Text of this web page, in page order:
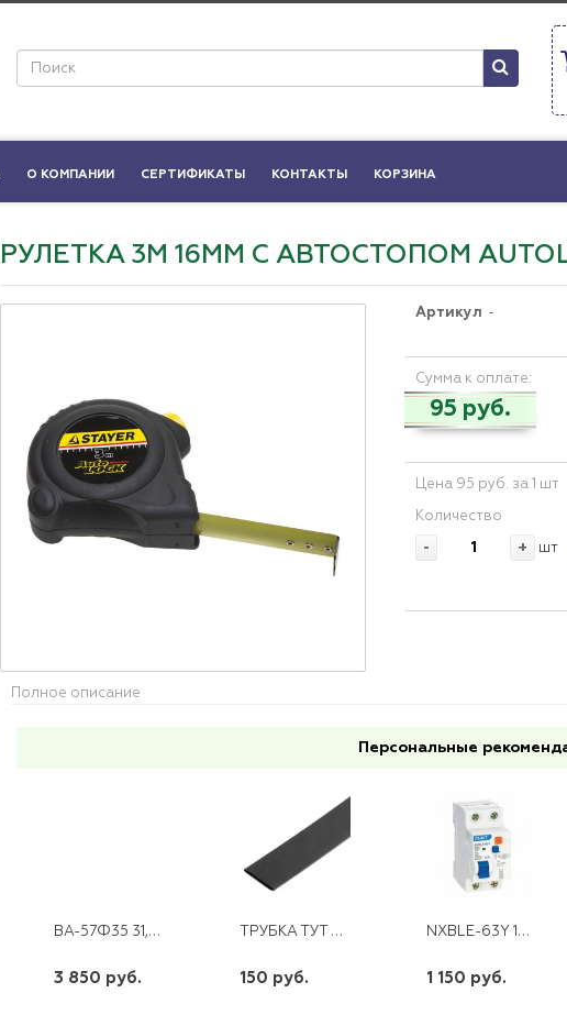
О КОМПАНИИ СЕРТИФИКАТЫ КОНТАКТЫ КОРЗИНА
РУЛЕТКА 3М 16ММ С АВТОСТОПОМ
Артикул -
Сумма к оплате:
95 руб.
Цена 95 руб. за 1 шт
Количество
- + шт
Полное описание
Персональные
ВА-57Ф35 31,5А КЭАЗ
3 850 руб.
ТРУБКА ТУТ 50/25 ЧЕРНАЯ
150 руб.
NXBLE-63Y 1P+N 10A 30mA х-ка С 4,5кА CHINT
1 150 руб.